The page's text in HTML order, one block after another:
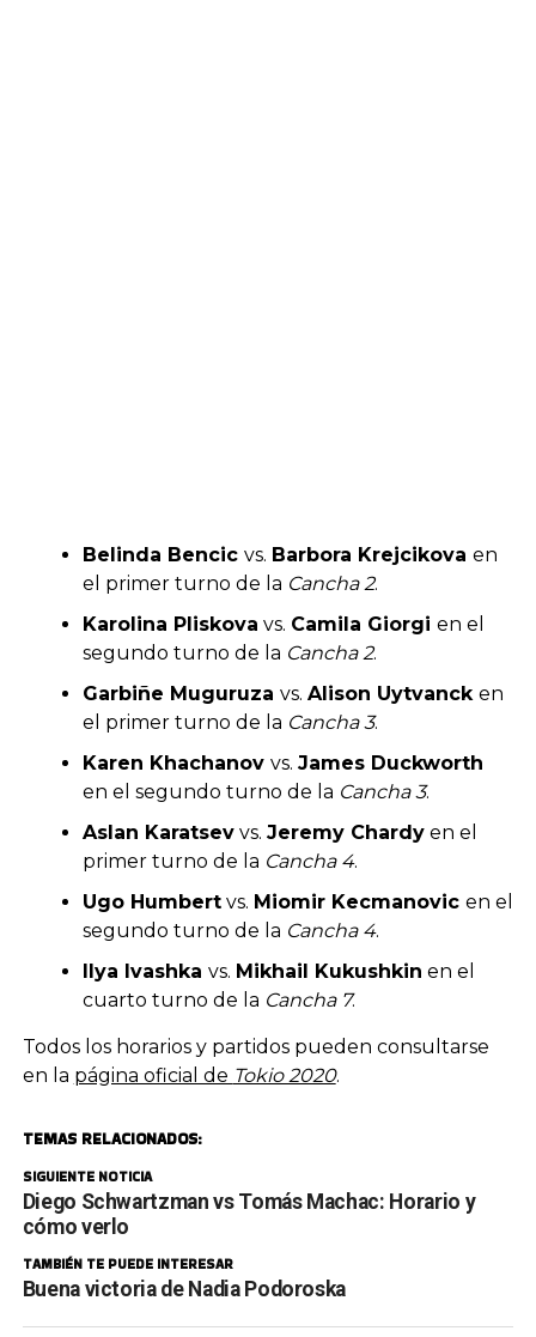
Belinda Bencic vs. Barbora Krejcikova en
el primer turno de la Cancha 2.
Karolina Pliskova vs. Camila Giorgi en el
segundo turno de la Cancha 2.
Garbiñe Muguruza vs. Alison Uytvanck en
el primer turno de la Cancha 3.
Karen Khachanov vs. James Duckworth
en el segundo turno de la Cancha 3.
Aslan Karatsevvs. Jeremy Chardyen el
primer turno de la Cancha 4.
Ugo Humbertvs. Miomir Kecmanovic en el
segundo turno de la Cancha 4.
Ilya Ivashka vs. Mikhail Kukushkin en el
cuarto turno de la Cancha 7.
Todos los horarios y partidos pueden consultarse
en la página oficial de Tokio 2020.
TEMAS RELACIONADOS:
SIGUIENTE NOTICIA
Diego Schwartzman vs Tomás Machac: Horario y
cómo verlo
TAMBIÉN TE PUEDE INTERESAR
Buena victoria de Nadia Podoroska